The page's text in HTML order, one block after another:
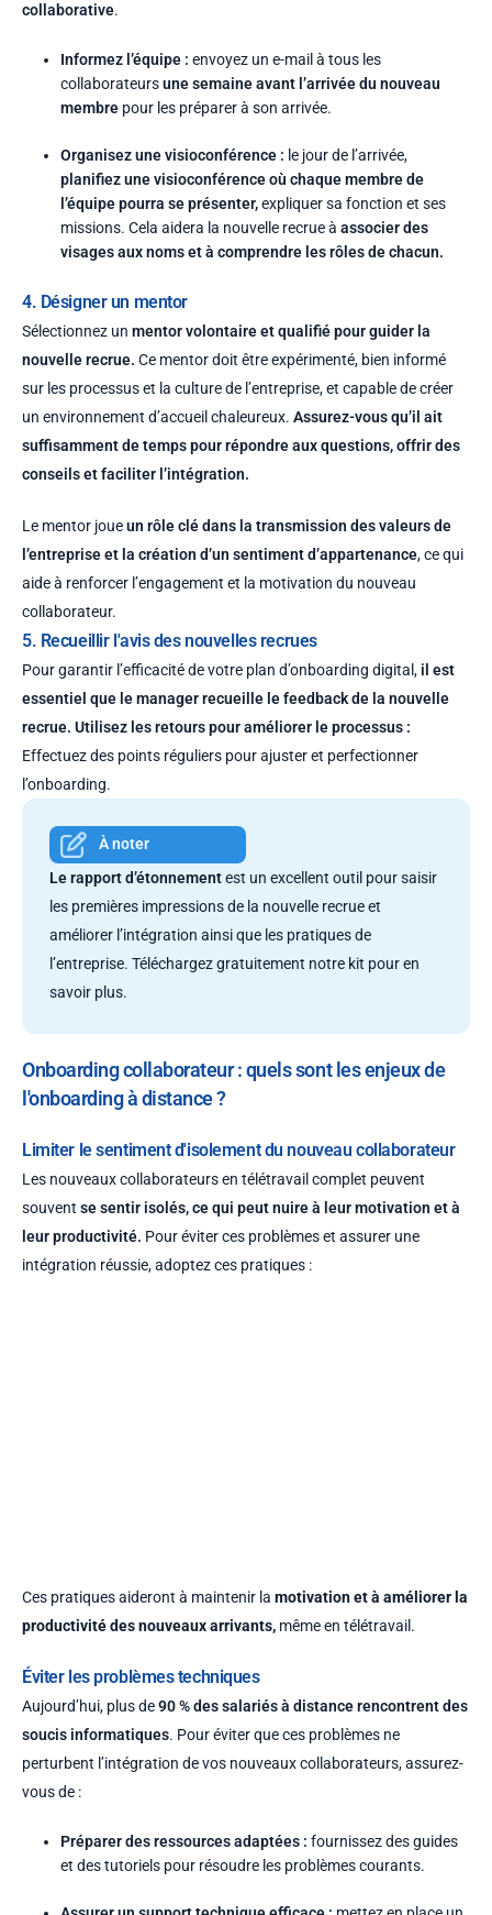
collaborative.
Informez l’équipe : envoyez un e-mail à tous les
collaborateursune semaine avant l’arrivée du nouveau
membre pour les préparer à son arrivée.
Organisez une visioconférence : le jour de l’arrivée,
planifiez une visioconférence où chaque membre de
l’équipe pourra se présenter,expliquer sa fonction et ses
missions. Cela aidera la nouvelle recrue à associer des
visages aux noms et à comprendre les rôles de chacun.
4. Désigner un mentor
Sélectionnez un mentor volontaire et qualifié pour guider la
nouvelle recrue. Ce mentor doit être expérimenté, bien informé
sur les processus et la culture de l’entreprise, et capable de créer
un environnement d’accueil chaleureux. Assurez-vous qu’il ait
suffisamment de temps pour répondre aux questions, offrir des
conseils et faciliter l’intégration.
Le mentor joueun rôle clé dans la transmission des valeurs de
l’entreprise et la création d’un sentiment d’appartenance, ce qui
aide à renforcer l’engagement et la motivation du nouveau
collaborateur.
5. Recueillir l'avis des nouvelles recrues
Pour garantir l’efficacité de votre plan d’onboarding digital, il est
essentiel que le manager recueille le feedback de la nouvelle
recrue. Utilisez les retours pour améliorer le processus :
Effectuez des points réguliers pour ajuster et perfectionner
l’onboarding.
À noter
Le rapport d’étonnementest un excellent outil pour saisir
les premières impressions de la nouvelle recrue et
améliorer l’intégration ainsi que les pratiques de
l’entreprise. Téléchargez gratuitement notre kit pour en
savoir plus.
Onboarding collaborateur : quels sont les enjeux de
l'onboarding à distance ?
Limiter le sentiment d'isolement du nouveau collaborateur
Les nouveaux collaborateurs en télétravail complet peuvent
souvent se sentir isolés, ce qui peut nuire à leur motivation et à
leur productivité. Pour éviter ces problèmes et assurer une
intégration réussie, adoptez ces pratiques :
Ces pratiques aideront à maintenir la motivation et à améliorer la
productivité des nouveaux arrivants, même en télétravail.
Éviter les problèmes techniques
Aujourd’hui, plus de90 % des salariés à distance rencontrent des
soucis informatiques. Pour éviter que ces problèmes ne
perturbent l’intégration de vos nouveaux collaborateurs, assurez-
vous de :
Préparer des ressources adaptées : fournissez des guides
et des tutoriels pour résoudre les problèmes courants.